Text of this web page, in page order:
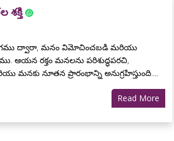
శక్తి
ద్వారా, మనం విమోచించబడి మరియు
ఆయన రక్తం మనలను పరిశుద్ధపరచి,
మనకు నూతన ప్రారంభాన్ని అనుగ్రహిస్తుంది....
Read More